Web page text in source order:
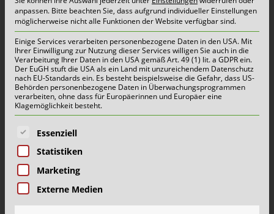
ein falscher, zu wenig oder zu viele Behälter
ausgeliefert worden sein, wenden Sie sich bitte
an unsere Hotline unter 0800/888 43 73. Wir
notieren Ihren Änderungswunsch und werden
diesen im Zeitraum vom 23.12.2019 bis
17.01.2020 durchführen. Vielen Dank für ihr
Verständnis.
Schönmackers sammelt ab 01.01.2020 die
Leichtstoffverpackungen (LVP) in Krefeld. Dies
anpassen. Bitte beachten Sie, dass aufgrund individueller Einstellungen
möglicherweise nicht alle Funktionen der Website verfügbar sind.
Einige Services verarbeiten personenbezogene Daten in den USA. Mit
Ihrer Einwilligung zur Nutzung dieser Services willigen Sie auch in die
Verarbeitung Ihrer Daten in den USA gemäß Art. 49 (1) lit. a GDPR ein.
Der EuGH stuft die USA als ein Land mit unzureichendem Datenschutz
nach EU-Standards ein. Es besteht beispielsweise die Gefahr, dass US-
Behörden personenbezogene Daten in Überwachungsprogrammen
verarbeiten, ohne dass für Europäerinnen und Europäer eine
Klagemöglichkeit besteht.
Es folgt eine Liste der Service-Gruppen, für die eine
Essenziell
Statistiken
Marketing
Externe Medien